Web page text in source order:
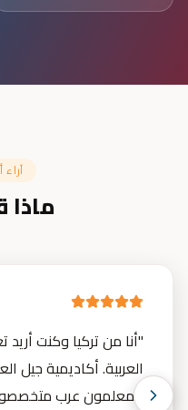
آراء
ماذا
"أنا من تركيا وكنت أريد
العربية. أكاديمية جيل
المعلمون عرب